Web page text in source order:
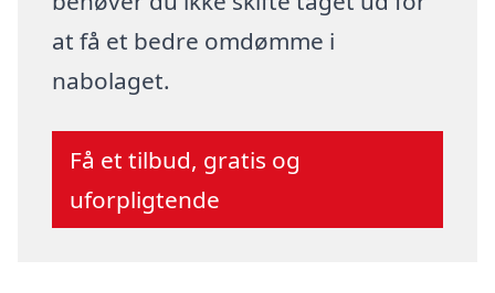
at få et bedre omdømme i
nabolaget.
Få et tilbud, gratis og
uforpligtende